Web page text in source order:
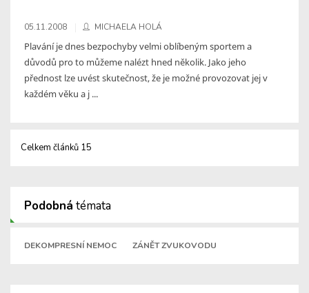
05.11.2008 MICHAELA HOLÁ
Plavání je dnes bezpochyby velmi oblíbeným sportem a
důvodů pro to můžeme nalézt hned několik. Jako jeho
přednost lze uvést skutečnost, že je možné provozovat jej v
každém věku a j ...
Celkem článků 15
Podobná témata
DEKOMPRESNÍ NEMOC ZÁNĚT ZVUKOVODU